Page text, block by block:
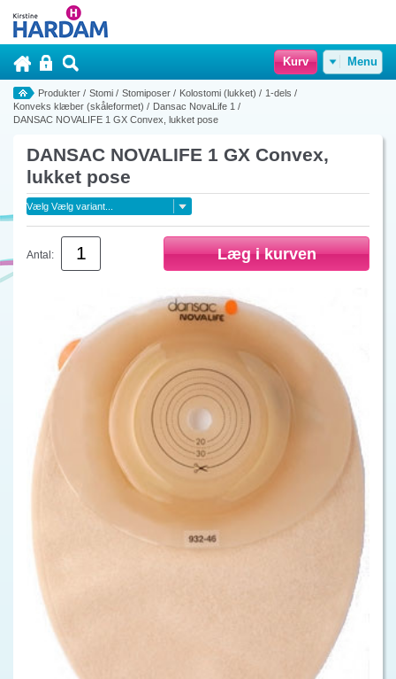
Kurv Menu
Produkter / Stomi / Stomiposer / Kolostomi (lukket) / 1-dels /
Konveks klæber (skåleformet) / Dansac NovaLife 1 /
DANSAC NOVALIFE 1 GX Convex, lukket pose
DANSAC NOVALIFE 1 GX Convex,
lukket pose
Antal: